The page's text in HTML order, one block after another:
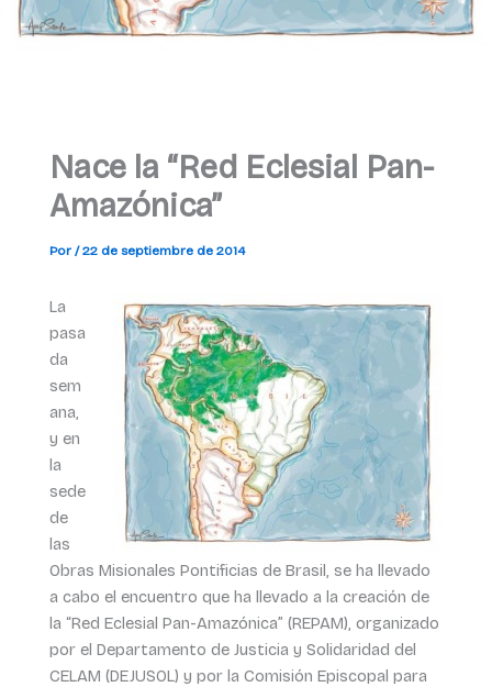
Nace la “Red Eclesial Pan-
Amazónica”
Por /22 de septiembre de 2014
La
pasa
da
sem
ana,
y en
la
sede
de
las
Obras Misionales Pontificias de Brasil, se ha llevado
a cabo el encuentro que ha llevado a la creación de
la “Red Eclesial Pan-Amazónica” (REPAM), organizado
por el Departamento de Justicia y Solidaridad del
CELAM (DEJUSOL) y por la Comisión Episcopal para